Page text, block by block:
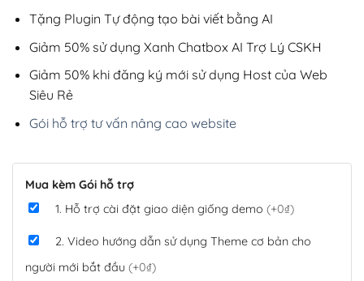
Tặng Plugin Tự động tạo bài viết bằng AI
Giảm 50% sử dụng Xanh Chatbox AI Trợ Lý CSKH
Giảm 50% khi đăng ký mới sử dụng Host của Web
Siêu Rẻ
Gói hỗ trợ tư vấn nâng cao website
Mua kèm Gói hỗ trợ
1. Hỗ trợ cài đặt giao diện giống demo (+0₫)
2. Video hướng dẫn sử dụng Theme cơ bản cho
người mới bắt đầu (+0₫)